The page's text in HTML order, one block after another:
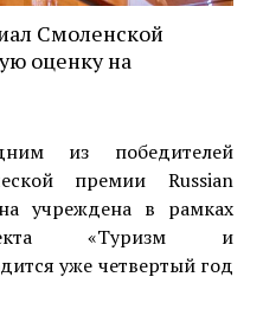
Смоленской
оценку на
из победителей
премии Russian
учреждена в рамках
«Туризм и
уже четвертый год